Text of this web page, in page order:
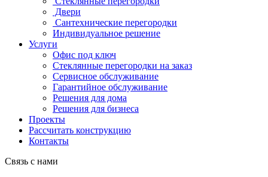
Двери
Сантехнические перегородки
Индивидуальное решение
Услуги
Офис под ключ
Стеклянные перегородки на заказ
Сервисное обслуживание
Гарантийное обслуживание
Решения для дома
Решения для бизнеса
Проекты
Рассчитать конструкцию
Контакты
Связь с нами